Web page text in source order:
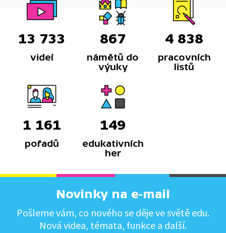
13 733
videí
867
námětů do
výuky
4 838
pracovních
listů
1 161
pořadů
149
edukativních
her
Novinky na e-mail
Pošleme vám, co nového se děje ve světě edu.
Nová videa, témata, funkce a další.